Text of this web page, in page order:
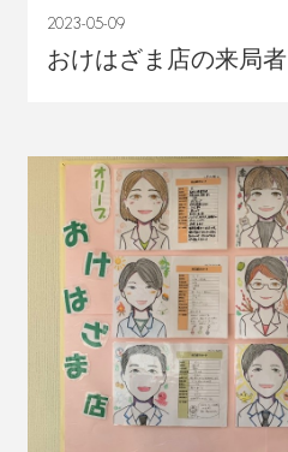
2023-05-09
おけはざま店の来局者